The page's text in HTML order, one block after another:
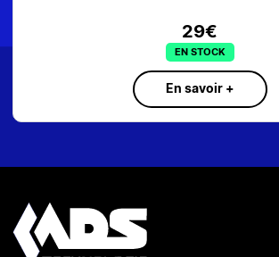
29€
EN STOCK
En savoir +